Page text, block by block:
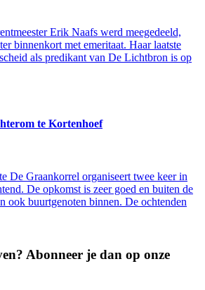
Erik Naafs werd meegedeeld,
binnenkort met emeritaat. Haar laatste
als predikant van De Lichtbron is op
te Kortenhoef
De Graankorrel organiseert twee keer in
De opkomst is zeer goed en buiten de
ook buurtgenoten binnen. De ochtenden
Abonneer je dan op onze